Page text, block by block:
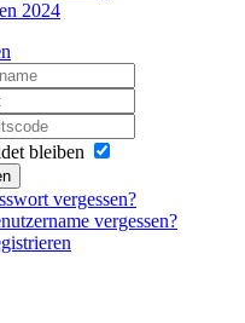
2024
bleiben
vergessen?
vergessen?